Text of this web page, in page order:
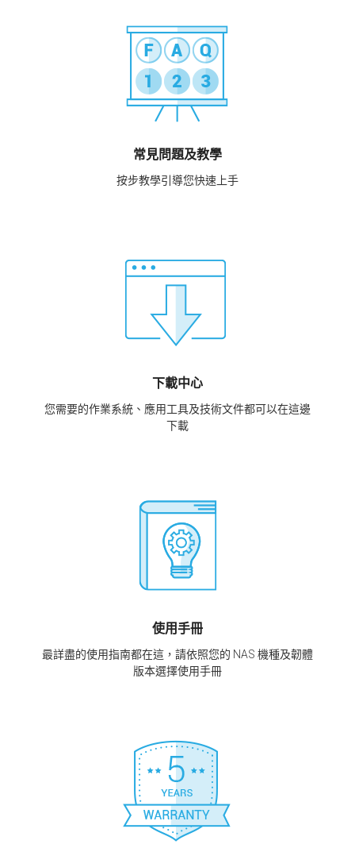
常見問題及教學
按步教學引導您快速上手
下載中心
您需要的作業系統、應用工具及技術文件都可以在這邊
下載
使用手冊
最詳盡的使用指南都在這，請依照您的 NAS 機種及韌體
版本選擇使用手冊